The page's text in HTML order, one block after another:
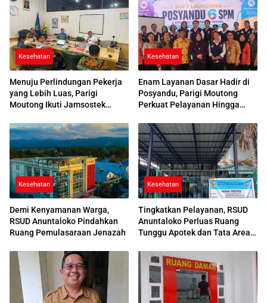
Kesehatan
Menuju Perlindungan Pekerja
yang Lebih Luas, Parigi
Moutong Ikuti Jamsostek
Kesehatan
Enam Layanan Dasar Hadir di
Posyandu, Parigi Moutong
Perkuat Pelayanan Hingga
Kesehatan
Demi Kenyamanan Warga,
RSUD Anuntaloko Pindahkan
Ruang Pemulasaraan Jenazah
Kesehatan
Tingkatkan Pelayanan, RSUD
Anuntaloko Perluas Ruang
Tunggu Apotek dan Tata Area